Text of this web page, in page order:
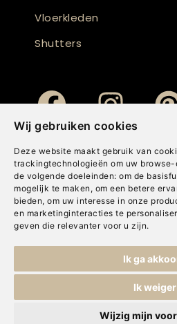
Wij gebruiken cookies
Deze website maakt gebruik van
trackingtechnologieën om uw
de volgende doeleinden: om de
mogelijk te maken , om een betere
bieden, om uw interesse in onze
en marketinginteracties te
geven die relevanter voor u zijn.
Ik ga
Ik weiger
Wijzig mijn
Vloerkleden
Shutters
Cookies